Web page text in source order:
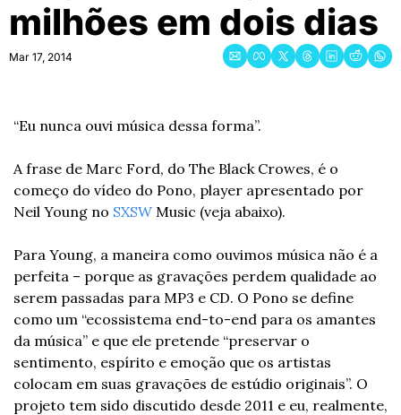
milhões em dois dias
Mar 17, 2014
“Eu nunca ouvi música dessa forma”.
A frase de Marc Ford, do The Black Crowes, é o
começo do vídeo do Pono, player apresentado por
Neil Young no SXSW Music (veja abaixo).
Para Young, a maneira como ouvimos música não é a
perfeita – porque as gravações perdem qualidade ao
serem passadas para MP3 e CD. O Pono se define
como um “ecossistema end-to-end para os amantes
da música” e que ele pretende “preservar o
sentimento, espírito e emoção que os artistas
colocam em suas gravações de estúdio originais”. O
projeto tem sido discutido desde 2011 e eu, realmente,